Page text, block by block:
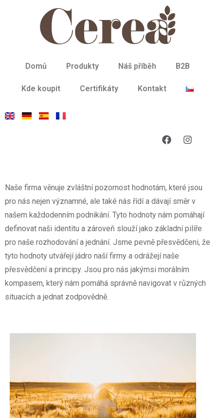
Domů Produkty Náš příběh B2B
Kde koupit Certifikáty Kontakt
Naše firma věnuje zvláštní pozornost hodnotám, které jsou
pro nás nejen významné, ale také nás řídí a dávají směr v
našem každodenním podnikání. Tyto hodnoty nám pomáhají
definovat naši identitu a zároveň slouží jako základní pilíře
pro naše rozhodování a jednání. Jsme pevně přesvědčeni, že
tyto hodnoty utvářejí jádro naší firmy a odrážejí naše
přesvědčení a principy. Jsou pro nás jakýmsi morálním
kompasem, který nám pomáhá správně navigovat v různých
situacích a jednat zodpovědně.